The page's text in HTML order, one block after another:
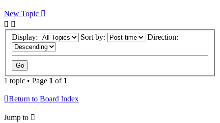
New Topic
Display: Sort by: Direction:
1 topic • Page 1 of 1
Return to Board Index
Jump to